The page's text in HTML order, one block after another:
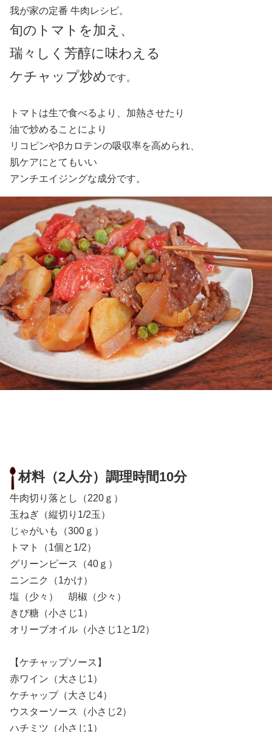
我が家の定番 牛肉レシピ。
旬のトマトを加え、
瑞々しく芳醇に味わえる
ケチャップ炒めです。
トマトは生で食べるより、加熱させたり
油で炒めることにより
リコピンやβカロテンの吸収率を高められ、
肌ケアにとてもいい
アンチエイジングな成分です。
材料（2人分）調理時間10分
牛肉切り落とし（220ｇ）
玉ねぎ（縦切り1/2玉）
じゃがいも（300ｇ）
トマト（1個と1/2）
グリーンピース（40ｇ）
ニンニク（1かけ）
塩（少々） 胡椒（少々）
きび糖（小さじ1）
オリーブオイル（小さじ1と1/2）
【ケチャップソース】
赤ワイン（大さじ1）
ケチャップ（大さじ4）
ウスターソース（小さじ2）
ハチミツ（小さじ1）